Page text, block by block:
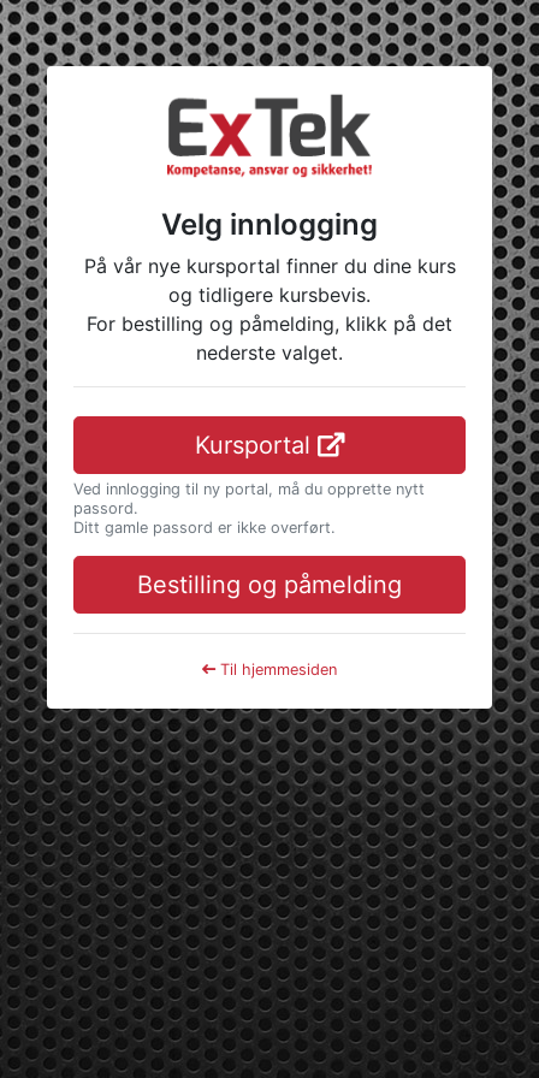
Velg innlogging
På vår nye kursportal finner du dine kurs
og tidligere kursbevis.
For bestilling og påmelding, klikk på det
nederste valget.
Kursportal
Ved innlogging til ny portal, må du opprette nytt
passord.
Ditt gamle passord er ikke overført.
Bestilling og påmelding
Til hjemmesiden